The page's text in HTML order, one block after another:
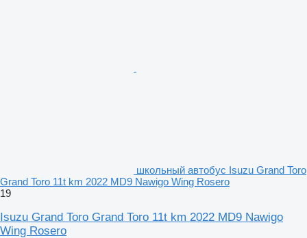
школьный автобус Isuzu Grand Toro
Grand Toro 11t km 2022 MD9 Nawigo Wing Rosero
19
Isuzu Grand Toro Grand Toro 11t km 2022 MD9 Nawigo
Wing Rosero